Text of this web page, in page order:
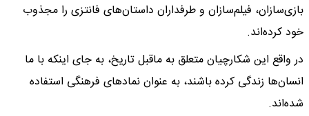
بازی‌سازان، فیلم‌سازان و طرفداران داستان‌های فانتزی را مجذوب
خود کرده‌اند.
در واقع این شکارچیان متعلق به ماقبل تاریخ، به جای اینکه با ما
انسان‌ها زندگی کرده باشند، به عنوان نماد‌های فرهنگی استفاده
شده‌اند.